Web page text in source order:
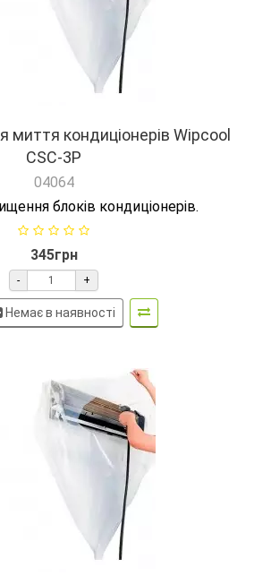
миття кондиціонерів Wipcool
CSC-3P
04064
блоків кондиціонерів.
345грн
- +
Немає в наявності